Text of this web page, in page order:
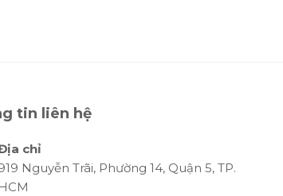
tin liên hệ
chỉ
Nguyễn Trãi, Phường 14, Quận 5, TP.
HCM